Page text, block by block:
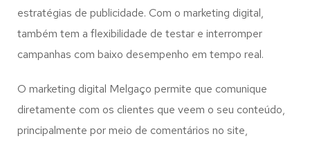
estratégias de publicidade. Com o marketing digital,
também tem a flexibilidade de testar e interromper
campanhas com baixo desempenho em tempo real.
O marketing digital Melgaço permite que comunique
diretamente com os clientes que veem o seu conteúdo,
principalmente por meio de comentários no site,